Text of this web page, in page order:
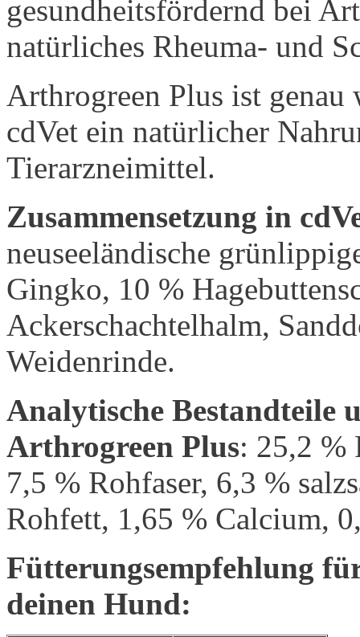
gesundheitsfördernd bei
natürliches Rheuma- und
Arthrogreen Plus ist
cdVet ein natürlicher
Tierarzneimittel.
Zusammensetzung in
neuseeländische
Gingko, 10 %
Ackerschachtelhalm,
Weidenrinde.
Analytische Bestandteile
Arthrogreen Plus: 25,2 %
7,5 % Rohfaser, 6,3 %
Rohfett, 1,65 % Calcium,
Fütterungsempfehlung
deinen Hund: